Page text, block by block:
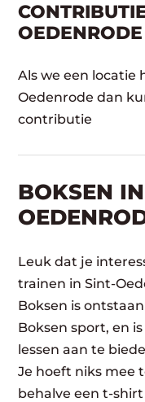
OEDENRODE
Als we een locatie
Oedenrode dan
contributie
BOKSEN
Leuk dat je
trainen in Sint-
Boksen is
Boksen sport, en
lessen aan te
Je hoeft niks mee
behalve een t-